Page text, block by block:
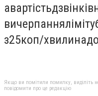
авартістьдзвінків
вичерпанняліміту
з25коп/хвилинадо
Якщо ви помітили помилку, виділіть
повідомити про це редакцію